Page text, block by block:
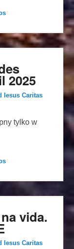
2025
Iesus Caritas
tylko w
vida.
Iesus Caritas